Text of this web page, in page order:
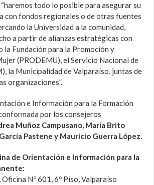
todo lo posible para asegurar su
con fondos regionales o de otras fuentes
la Universidad a la comunidad,
a partir de alianzas estratégicas con
la Fundación para la Promoción y
(PRODEMU), el Servicio Nacional de
la Municipalidad de Valparaíso, juntas de
organizaciones”.
e Información para la Formación
por los consejeros
Muñoz Campusano, María Brito
Pastene y Mauricio Guerra López.
de Orientación e Información para la
Nº 601, 6º Piso, Valparaíso